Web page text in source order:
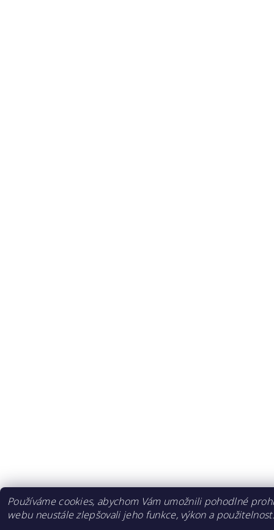
Používáme cookies, abychom Vám umožnili pohodlné
webu neustále zlepšovali jeho funkce, výkon a použitelnost.